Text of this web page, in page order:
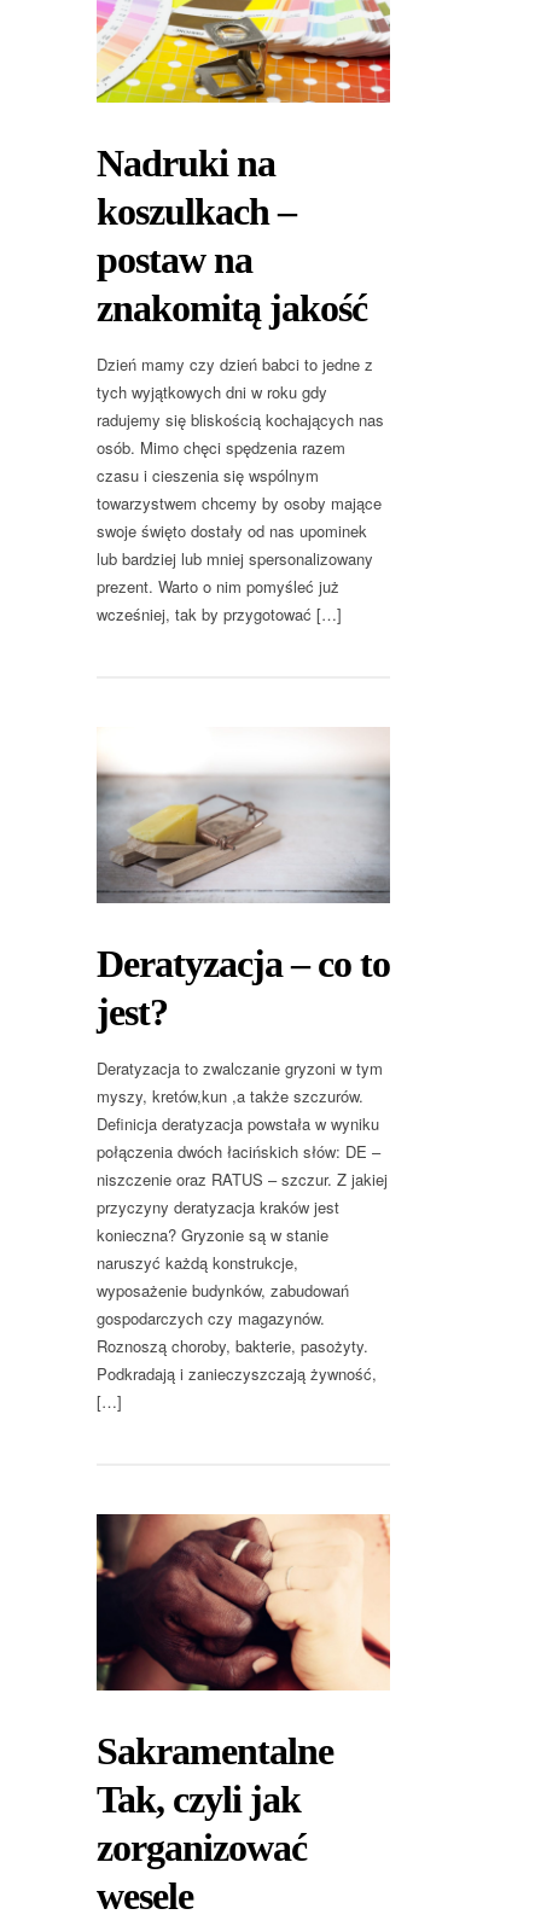
Nadruki na
koszulkach –
postaw na
znakomitą jakość
Dzień mamy czy dzień babci to jedne z
tych wyjątkowych dni w roku gdy
radujemy się bliskością kochających nas
osób. Mimo chęci spędzenia razem
czasu i cieszenia się wspólnym
towarzystwem chcemy by osoby mające
swoje święto dostały od nas upominek
lub bardziej lub mniej spersonalizowany
prezent. Warto o nim pomyśleć już
wcześniej, tak by przygotować […]
Deratyzacja – co to
jest?
Deratyzacja to zwalczanie gryzoni w tym
myszy, kretów,kun ,a także szczurów.
Definicja deratyzacja powstała w wyniku
połączenia dwóch łacińskich słów: DE –
niszczenie oraz RATUS – szczur. Z jakiej
przyczyny deratyzacja kraków jest
konieczna? Gryzonie są w stanie
naruszyć każdą konstrukcje,
wyposażenie budynków, zabudowań
gospodarczych czy magazynów.
Roznoszą choroby, bakterie, pasożyty.
Podkradają i zanieczyszczają żywność,
[…]
Sakramentalne
Tak, czyli jak
zorganizować
wesele